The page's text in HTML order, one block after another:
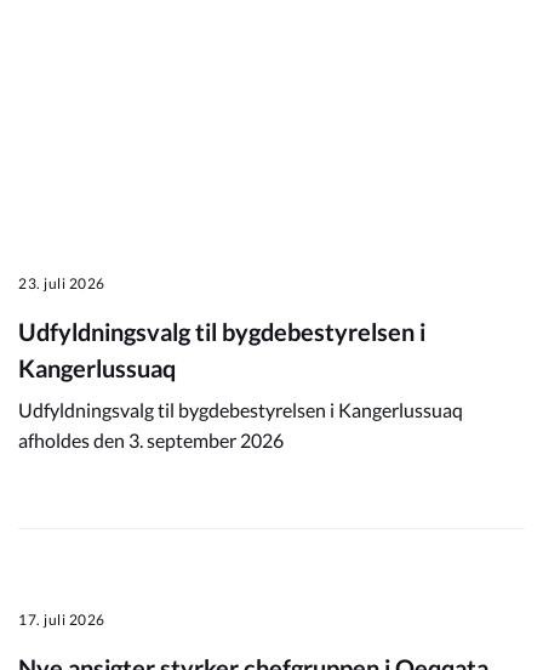
23. juli 2026
Udfyldningsvalg til bygdebestyrelsen i
Kangerlussuaq
Udfyldningsvalg til bygdebestyrelsen i Kangerlussuaq
afholdes den 3. september 2026
17. juli 2026